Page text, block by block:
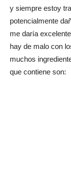
y siempre estoy
potencialmente
me daría
hay de malo con
muchos
que contiene son: